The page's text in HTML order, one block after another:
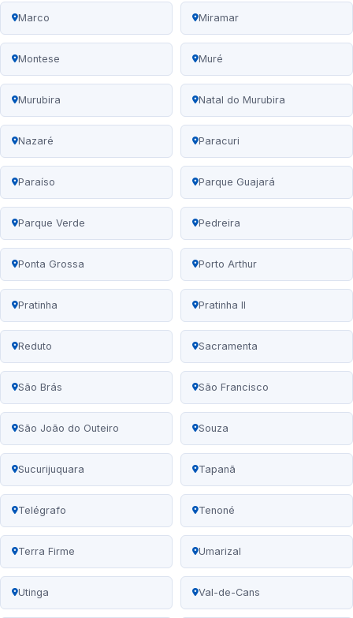
Marco Miramar
Montese Muré
Murubira Natal do Murubira
Nazaré Paracuri
Paraíso Parque Guajará
Parque Verde Pedreira
Ponta Grossa Porto Arthur
Pratinha Pratinha II
Reduto Sacramenta
São Brás São Francisco
São João do Outeiro Souza
Sucurijuquara Tapanã
Telégrafo Tenoné
Terra Firme Umarizal
Utinga Val-de-Cans